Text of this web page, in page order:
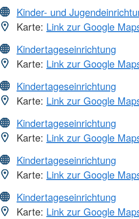
Kinder- und
Karte: Link zur Google
Kindertageseinrichtung
Karte: Link zur Google
Kindertageseinrichtung
Karte: Link zur Google
Kindertageseinrichtung
Karte: Link zur Google
Kindertageseinrichtung
Karte: Link zur Google
Kindertageseinrichtung
Karte: Link zur Google